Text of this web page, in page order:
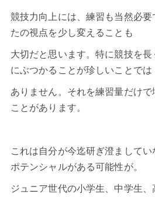
競技力向上には、練習も当然必
たの視点を少し変えることも
大切だと思います。特に競技を
にぶつかることが珍しいことでは
ありません。それを練習量だけ
ことがあります。
これは自分が今迄研ぎ澄まして
ポテンシャルがある可能性が。
ジュニア世代の小学生、中学生